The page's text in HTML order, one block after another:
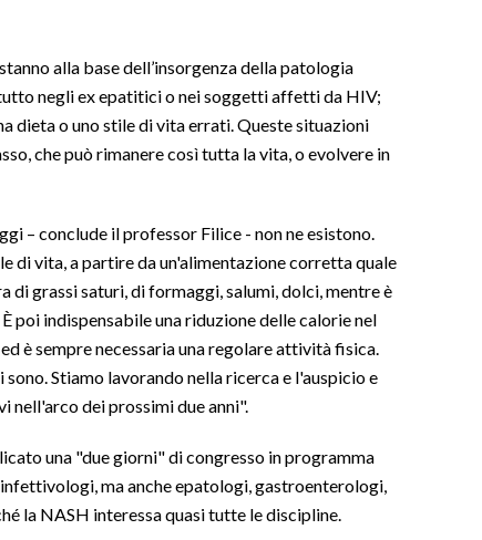
alla base dell’insorgenza della patologia
negli ex epatitici o nei soggetti affetti da HIV;
dieta o uno stile di vita errati. Queste situazioni
che può rimanere così tutta la vita, o evolvere in
– conclude il professor Filice - non ne esistono.
di vita, a partire da un'alimentazione corretta quale
di grassi saturi, di formaggi, salumi, dolci, mentre è
poi indispensabile una riduzione delle calorie nel
è sempre necessaria una regolare attività fisica.
Stiamo lavorando nella ricerca e l'auspicio e
nell'arco dei prossimi due anni".
una "due giorni" di congresso in programma
ma anche epatologi, gastroenterologi,
la NASH interessa quasi tutte le discipline.